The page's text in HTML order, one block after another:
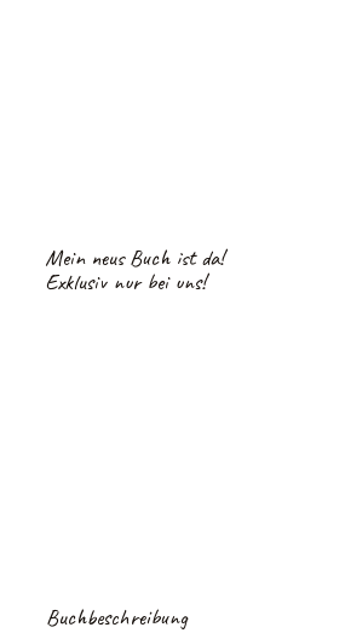
Mein neus Buch ist da!
Exklusiv nur bei uns!
Buchbeschreibung